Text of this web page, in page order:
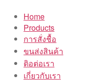
Home
Products
การสั่งชื้อ
ขนส่งสินค้า
ติอต่อเรา
เกี่ยวกับเรา